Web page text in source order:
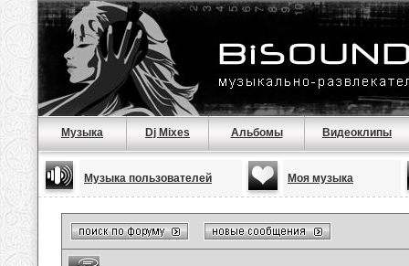
Музыка Dj Mixes Альбомы Видеоклипы
Музыка пользователей Моя музыка